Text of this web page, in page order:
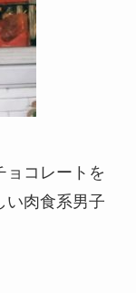
ョコレートを
い肉食系男子